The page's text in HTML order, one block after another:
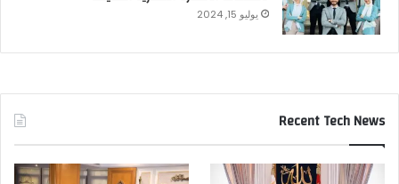
يوليو 15, 2024
Recent Tech News